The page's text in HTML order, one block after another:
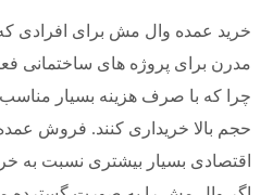
خرید عمده وال مش برای افرادی
مدرن برای پروژه های ساختمانی
چرا که با صرف هزینه بسیار
حجم بالا خریداری کنند. فروش
اقتصادی بسیار بیشتری نسبت به